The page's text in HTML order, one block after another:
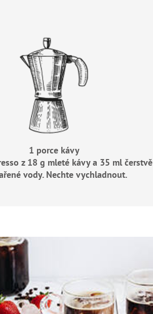
1 porce kávy
z 18 g mleté kávy a 35 ml čerstvě
vody. Nechte vychladnout.